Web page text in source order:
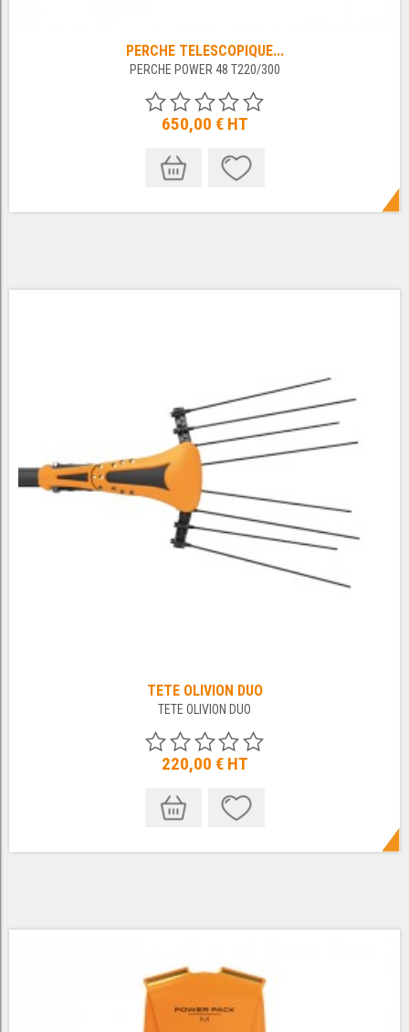
PERCHE TELESCOPIQUE...
PERCHE POWER 48 T220/300
650,00 € HT
TETE OLIVION DUO
TETE OLIVION DUO
220,00 € HT